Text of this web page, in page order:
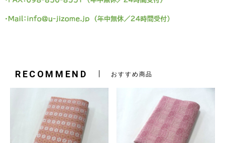
RECOMMEND おすすめ商品